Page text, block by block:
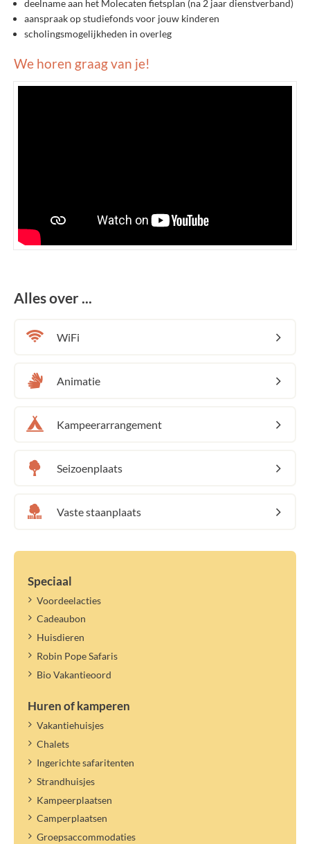
deelname aan het Molecaten fietsplan (na 2 jaar dienstverband)
aanspraak op studiefonds voor jouw kinderen
scholingsmogelijkheden in overleg
We horen graag van je!
Alles over ...
WiFi
Animatie
Kampeerarrangement
Seizoenplaats
Vaste staanplaats
Speciaal
Voordeelacties
Cadeaubon
Huisdieren
Robin Pope Safaris
Bio Vakantieoord
Huren of kamperen
Vakantiehuisjes
Chalets
Ingerichte safaritenten
Strandhuisjes
Kampeerplaatsen
Camperplaatsen
Groepsaccommodaties